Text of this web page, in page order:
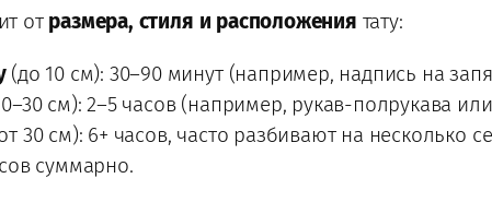
от размера, стиля и расположения тату:
(до 10 см): 30–90 минут (например, надпись на
см): 2–5 часов (например, рукав-полрукава или
30 см): 6+ часов, часто разбивают на
суммарно.